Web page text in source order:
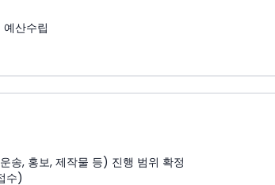
산수립
송, 홍보, 제작물 등) 진행 범위 확정
수)